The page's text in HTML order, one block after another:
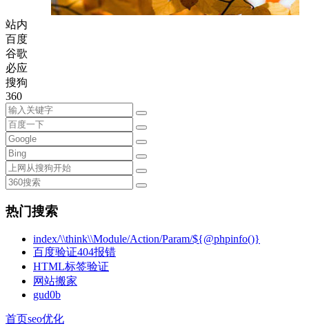
站内
百度
谷歌
必应
搜狗
360
热门搜索
index/\\think\\Module/Action/Param/${@phpinfo()}
百度验证404报错
HTML标签验证
网站搬家
gud0b
首页seo优化